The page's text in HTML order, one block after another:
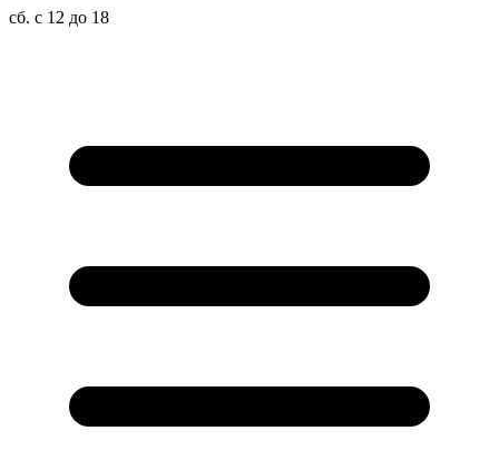
сб. с 12 до 18